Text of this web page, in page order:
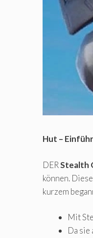
Hut –
DERStealth
können.
kurzem
Mit
Da